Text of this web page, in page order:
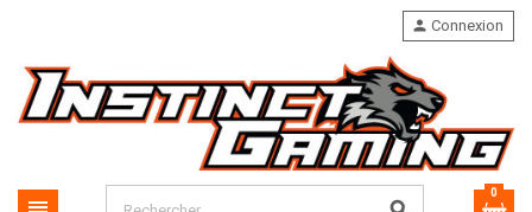
person Connexion
0